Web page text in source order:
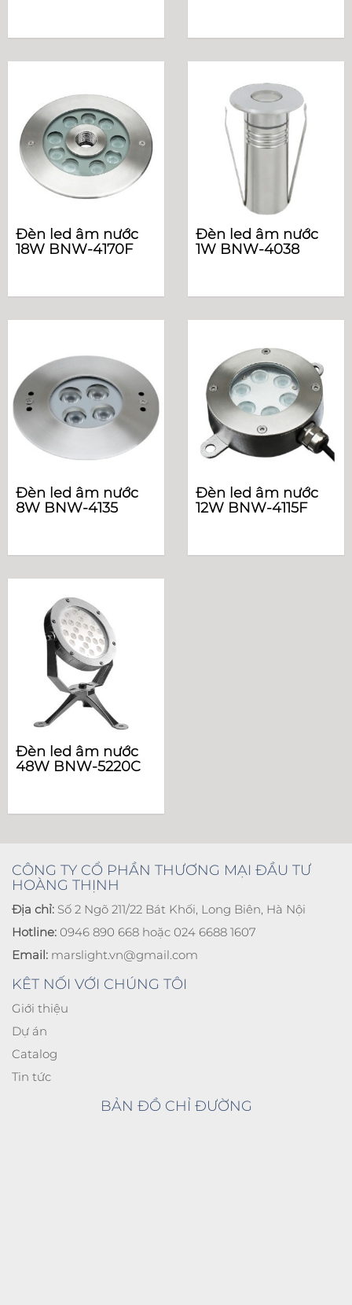
Đèn led âm nước
18W BNW-4170F
Đèn led âm nước
1W BNW-4038
Đèn led âm nước
8W BNW-4135
Đèn led âm nước
12W BNW-4115F
Đèn led âm nước
48W BNW-5220C
CÔNG TY CỔ PHẦN THƯƠNG MẠI ĐẦU TƯ
HOÀNG THỊNH
Địa chỉ: Số 2 Ngõ 211/22 Bát Khối, Long Biên, Hà Nội
Hotline: 0946 890 668 hoặc 024 6688 1607
Email: marslight.vn@gmail.com
KÊT NỐI VỚI CHÚNG TÔI
Giới thiệu
Dự án
Catalog
Tin tức
BẢN ĐỒ CHỈ ĐƯỜNG